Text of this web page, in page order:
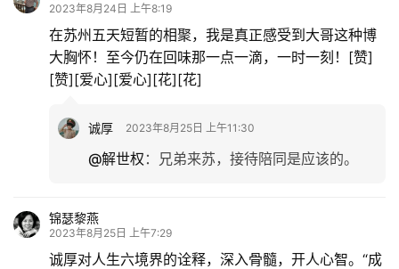
2023年8月24日 上午8:19
在苏州五天短暂的相聚，我是真正感受到大哥这种博
大胸怀！至今仍在回味那一点一滴，一时一刻！[赞]
[赞][爱心][爱心][花][花]
诚厚 2023年8月25日 上午11:30
@解世权 ： 兄弟来苏，接待陪同是应该的。
锦瑟黎燕
2023年8月25日 上午7:29
诚厚对人生六境界的诠释，深入骨髓，开人心智。“成